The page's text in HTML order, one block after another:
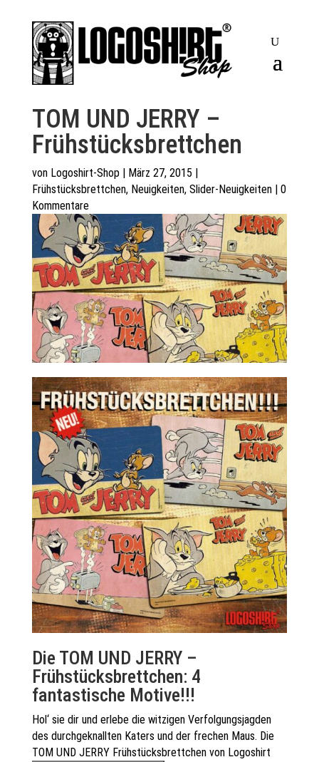
TOM UND JERRY –
Frühstücksbrettchen
von Logoshirt-Shop| März 27, 2015 |
Frühstücksbrettchen, Neuigkeiten, Slider-Neuigkeiten| 0
Kommentare
Die TOM UND JERRY –
Frühstücksbrettchen: 4
fantastische Motive!!!
Hol‘ sie dir und erlebe die witzigen Verfolgungsjagden
des durchgeknallten Katers und der frechen Maus. Die
TOM UND JERRY Frühstücksbrettchen von Logoshirt